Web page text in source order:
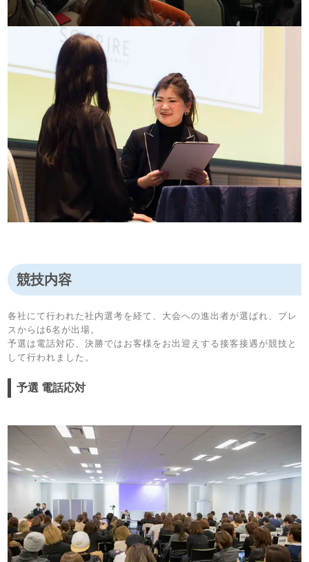
競技内容
各社にて行われた社内選考を経て、大会への進出者が選ばれ、ブレ
スからは6名が出場。
予選は電話対応、決勝ではお客様をお出迎えする接客接遇が競技と
して行われました。
予選 電話応対